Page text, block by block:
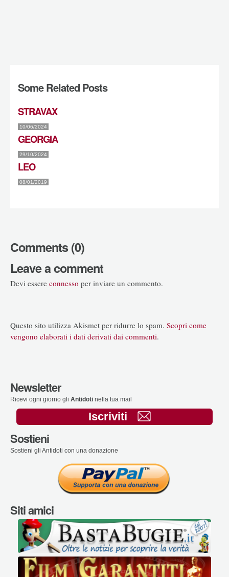
Some Related Posts
STRAVAX
10/06/2024
GEORGIA
29/10/2024
LEO
08/01/2019
Comments (0)
Leave a comment
Devi essere connesso per inviare un commento.
Questo sito utilizza Akismet per ridurre lo spam. Scopri come
vengono elaborati i dati derivati dai commenti.
Newsletter
Ricevi ogni giorno gli Antidoti nella tua mail
Iscriviti
Sostieni
Sostieni gli Antidoti con una donazione
Siti amici